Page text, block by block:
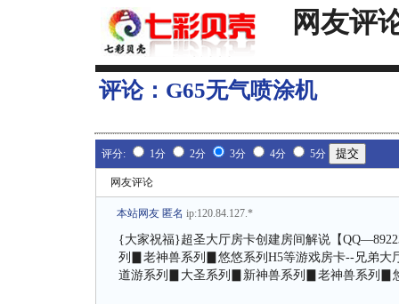
网友评
评论： G65无气喷涂机
评分: 1分 2分 3分 4分 5分
网友评论
本站网友 匿名 ip:120.84.127.*
{大家祝福}超圣大厅房卡创建房间解说【
列▊老神兽系列▊悠悠系列H5等游戏房卡--兄弟大
道游系列▊大圣系列▊新神兽系列▊老神兽系列▊